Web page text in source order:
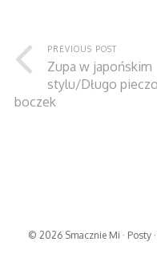
PREVIOUS POST
Zupa w japońskim
stylu/Długo
boczek
© 2026 Smacznie Mi · Posty